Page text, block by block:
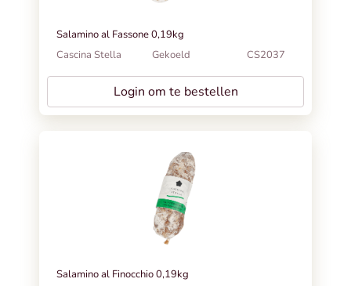
Salamino al Fassone 0,19kg
Cascina Stella
Gekoeld CS2037
Login om te bestellen
Salamino al Finocchio 0,19kg